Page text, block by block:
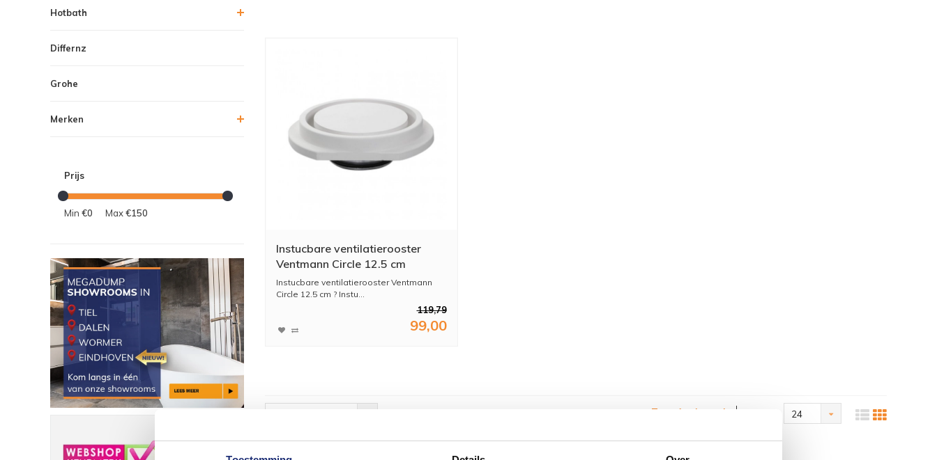
Hotbath
Differnz
Grohe
Merken
Prijs
Min €0 Max€150
Instucbare ventilatierooster
Ventmann Circle 12.5 cm
Instucbare ventilatierooster Ventmann
Circle 12.5 cm ? Instu...
119,79
99,00
Toon 1 - 4 van 4 24